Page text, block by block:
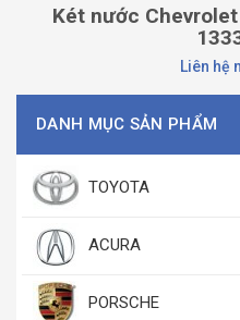
Két nước
Liên hệ
DANH MỤC SẢN PHẨM
TOYOTA
ACURA
PORSCHE